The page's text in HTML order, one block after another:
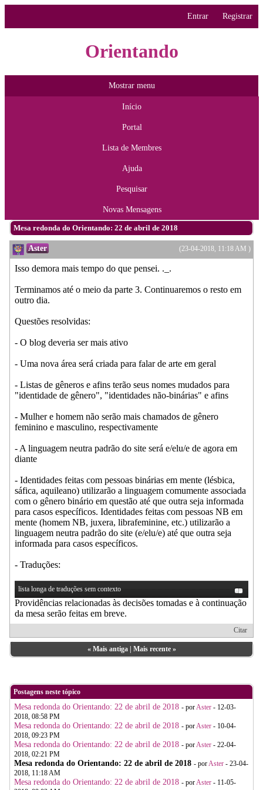
Entrar Registrar
Orientando
Mostrar menu
Início
Portal
Lista de Membres
Ajuda
Pesquisar
Novas Mensagens
Mesa redonda do Orientando: 22 de abril de 2018
(23-04-2018, 11:18 AM )
Aster
Isso demora mais tempo do que pensei. ._.
Terminamos até o meio da parte 3. Continuaremos o resto em
outro dia.
Questões resolvidas:
- O blog deveria ser mais ativo
- Uma nova área será criada para falar de arte em geral
- Listas de gêneros e afins terão seus nomes mudados para
"identidade de gênero", "identidades não-binárias" e afins
- Mulher e homem não serão mais chamados de gênero
feminino e masculino, respectivamente
- A linguagem neutra padrão do site será e/elu/e de agora em
diante
- Identidades feitas com pessoas binárias em mente (lésbica,
sáfica, aquileano) utilizarão a linguagem comumente associada
com o gênero binário em questão até que outra seja informada
para casos específicos. Identidades feitas com pessoas NB em
mente (homem NB, juxera, librafeminine, etc.) utilizarão a
linguagem neutra padrão do site (e/elu/e) até que outra seja
informada para casos específicos.
- Traduções:
lista longa de traduções sem contexto
Providências relacionadas às decisões tomadas e à continuação
da mesa serão feitas em breve.
Citar
« Mais antiga| Mais recente»
Postagens neste tópico
Mesa redonda do Orientando: 22 de abril de 2018 - porAster - 12-03-
2018, 08:58 PM
Mesa redonda do Orientando: 22 de abril de 2018 - porAster - 10-04-
2018, 09:23 PM
Mesa redonda do Orientando: 22 de abril de 2018 - porAster - 22-04-
2018, 02:21 PM
Mesa redonda do Orientando: 22 de abril de 2018 - porAster - 23-04-
2018, 11:18 AM
Mesa redonda do Orientando: 22 de abril de 2018 - porAster - 11-05-